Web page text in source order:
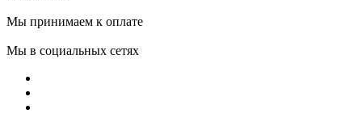
Мы принимаем к оплате
Мы в социальных сетях